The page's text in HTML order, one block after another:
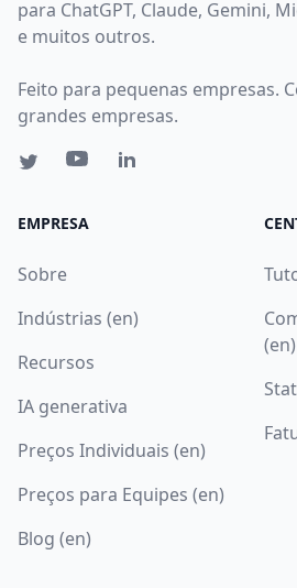
para ChatGPT, Claude, Gemini,
e muitos outros.
Feito para pequenas empresas.
grandes empresas.
EMPRESA
Sobre
Indústrias (en)
Recursos
IA generativa
Preços Individuais (en)
Preços para Equipes (en)
Blog (en)
(en)